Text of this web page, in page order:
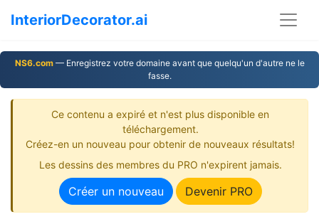
InteriorDecorator.ai
NS6.com— Enregistrez votre domaine avant que quelqu'un d'autre ne le
fasse.
Ce contenu a expiré et n'est plus disponible en
téléchargement.
Créez-en un nouveau pour obtenir de nouveaux résultats!
Les dessins des membres du PRO n'expirent jamais.
Créer un nouveau Devenir PRO